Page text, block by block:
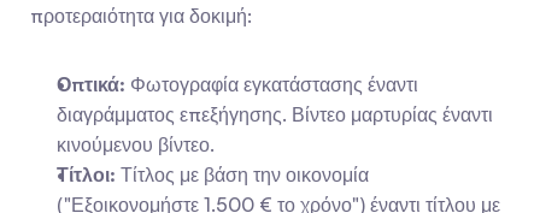
προτεραιότητα για δοκιμή:
Οπτικά: Φωτογραφία εγκατάστασης έναντι
διαγράμματος επεξήγησης. Βίντεο μαρτυρίας έναντι
κινούμενου βίντεο.
Τίτλοι: Τίτλος με βάση την οικονομία
("Εξοικονομήστε 1.500 € το χρόνο") έναντι τίτλου με